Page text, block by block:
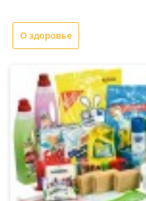
О здоровье